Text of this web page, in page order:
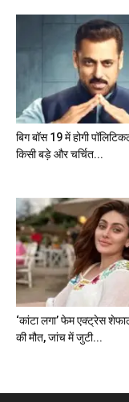
बिग बॉस 19 में होगी
किसी बड़े और चर्चित...
‘कांटा लगा’ फेम एक्ट्रेस
की मौत, जांच में जुटी...